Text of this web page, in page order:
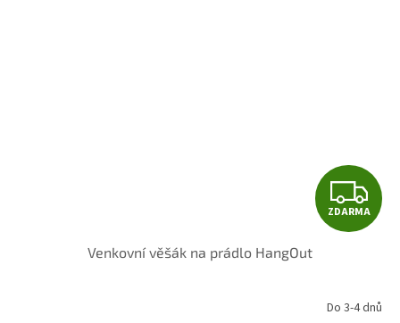
Z
D
R
ZDARMA
Venkovní věšák na prádlo HangOut
Do 3-4 dnů